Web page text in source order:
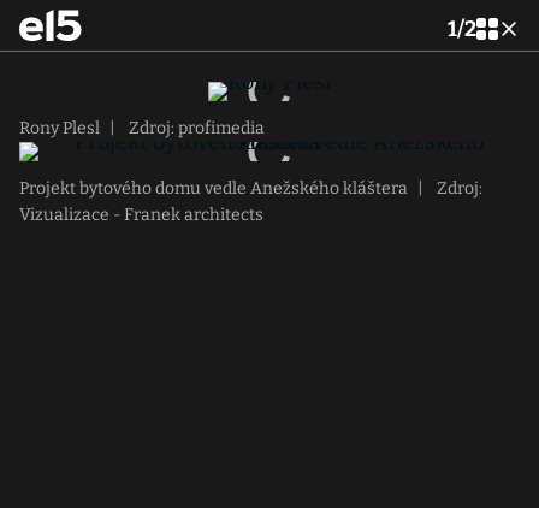
1/2
Rony Plesl Zdroj: profimedia
Projekt bytového domu vedle Anežského kláštera
Zdroj:
Vizualizace - Franek architects